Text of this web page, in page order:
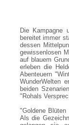
Die Kampagne
bereitet immer
dessen
gewissenlosen
auf blauem
erleben die
Abenteuern
WunderWelten
beiden
"Rohals
"Goldene
Als die